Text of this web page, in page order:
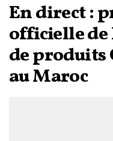
En direct :
officielle de
de produits
au Maroc